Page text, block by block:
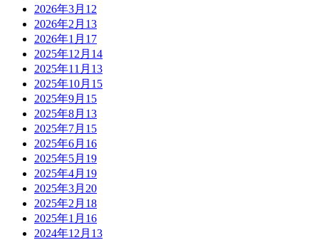
2026年3月 12
2026年2月 13
2026年1月 17
2025年12月 14
2025年11月 13
2025年10月 15
2025年9月 15
2025年8月 13
2025年7月 15
2025年6月 16
2025年5月 19
2025年4月 19
2025年3月 20
2025年2月 18
2025年1月 16
2024年12月 13